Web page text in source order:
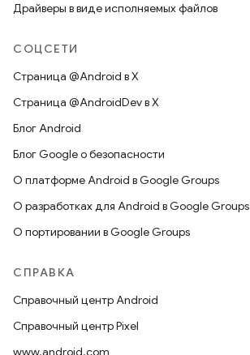
Драйверы в виде исполняемых файлов
СОЦСЕТИ
Страница @Android в X
Страница @AndroidDev в X
Блог Android
Блог Google о безопасности
О платформе Android в Google Groups
О разработках для Android в Google Groups
О портировании в Google Groups
СПРАВКА
Справочный центр Android
Справочный центр Pixel
www.android.com